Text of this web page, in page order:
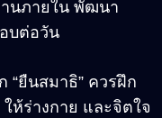
านภายใน พัฒนา
บต่อวัน
“ยืนสมาธิ” ควรฝึก
ห้ร่างกาย และจิตใจ